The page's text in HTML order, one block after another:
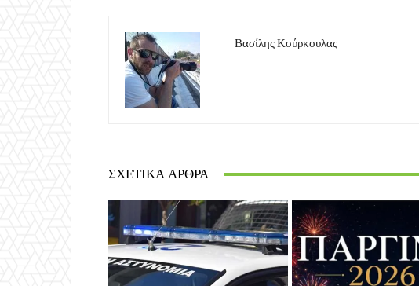
Βασίλης Κούρκουλας
ΣΧΕΤΙΚΆ ΆΡΘΡΑ